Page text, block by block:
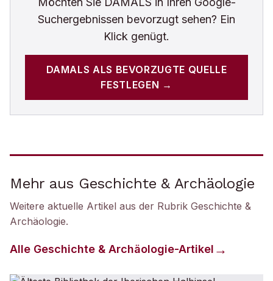
Suchergebnissen bevorzugt sehen? Ein
Klick genügt.
DAMALS ALS BEVORZUGTE QUELLE
FESTLEGEN →
Mehr aus Geschichte & Archäologie
Weitere aktuelle Artikel aus der Rubrik Geschichte &
Archäologie.
Alle Geschichte & Archäologie-Artikel